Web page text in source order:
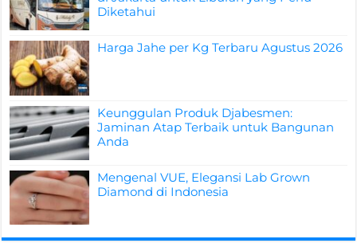
Diketahui
Harga Jahe per Kg Terbaru Agustus 2026
Keunggulan Produk Djabesmen:
Jaminan Atap Terbaik untuk Bangunan
Anda
Mengenal VUE, Elegansi Lab Grown
Diamond di Indonesia